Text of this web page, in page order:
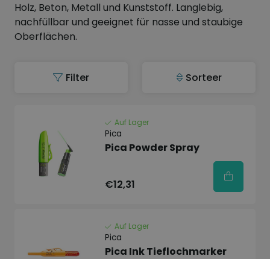
Holz, Beton, Metall und Kunststoff. Langlebig,
nachfüllbar und geeignet für nasse und staubige
Oberflächen.
Filter Sorteer
Auf Lager
Pica
Pica Powder Spray
€12,31
Auf Lager
Pica
Pica Ink Tieflochmarker